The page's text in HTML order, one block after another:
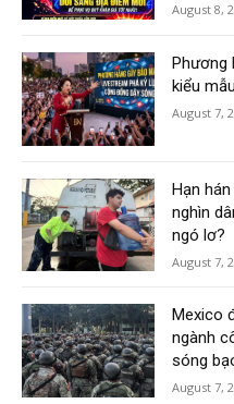
August 8,
Phương
kiểu
August 7,
Hạn
nghìn
ngó lơ?
August 7,
Mexico
ngành
sóng
August 7,